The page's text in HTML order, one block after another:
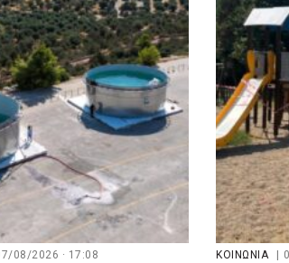
08/2026 · 17:08 ΚΟΙΝΩΝΙΑ